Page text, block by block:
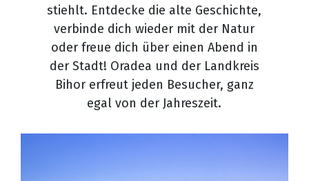
stiehlt. Entdecke die alte Geschichte,
verbinde dich wieder mit der Natur
oder freue dich über einen Abend in
der Stadt! Oradea und der Landkreis
Bihor erfreut jeden Besucher, ganz
egal von der Jahreszeit.